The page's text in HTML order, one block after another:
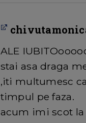
ALE
stai asa draga
,iti multumesc
timpul pe faza.
acum imi scot